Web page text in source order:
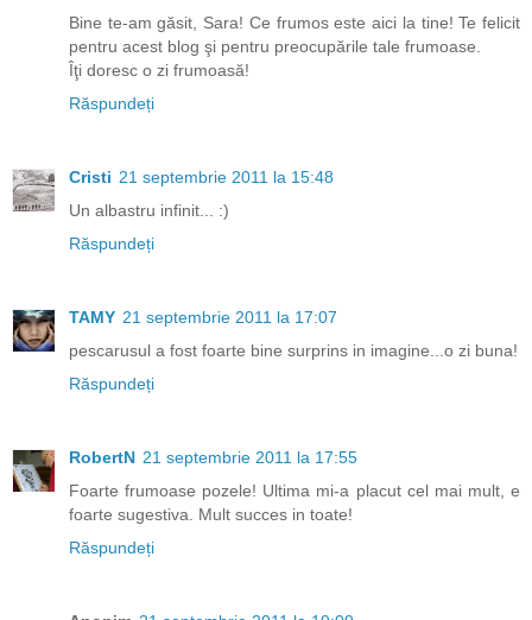
Bine te-am găsit, Sara! Ce frumos este aici la tine! Te felicit
pentru acest blog şi pentru preocupările tale frumoase.
Îţi doresc o zi frumoasă!
Răspundeți
Cristi 21 septembrie 2011 la 15:48
Un albastru infinit... :)
Răspundeți
TAMY 21 septembrie 2011 la 17:07
pescarusul a fost foarte bine surprins in imagine...o zi buna!
Răspundeți
RobertN 21 septembrie 2011 la 17:55
Foarte frumoase pozele! Ultima mi-a placut cel mai mult, e
foarte sugestiva. Mult succes in toate!
Răspundeți